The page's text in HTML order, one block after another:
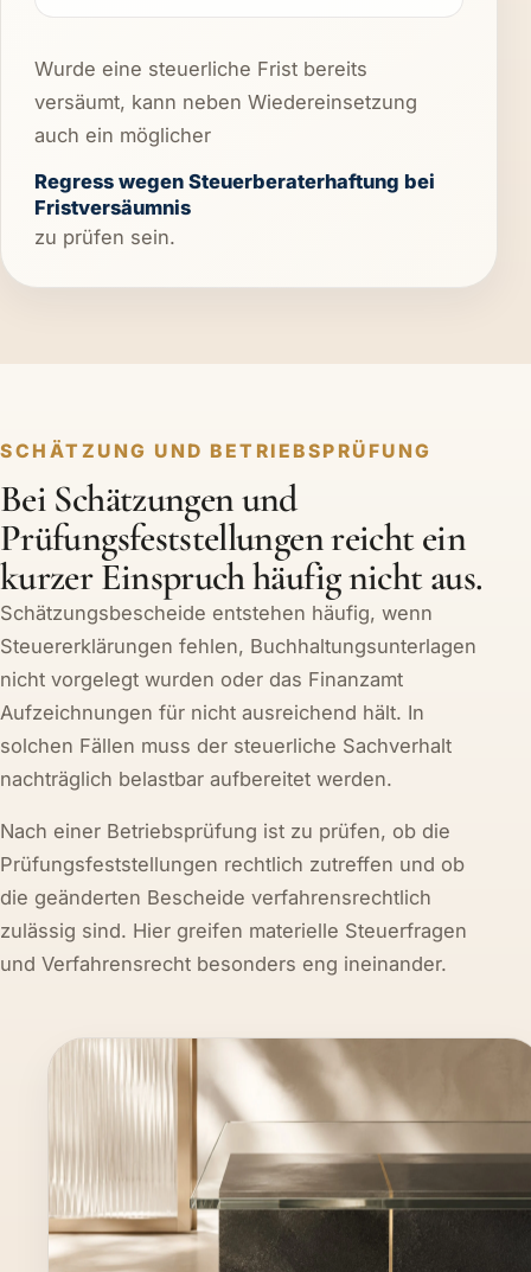
Wurde eine steuerliche Frist bereits
versäumt, kann neben Wiedereinsetzung
auch ein möglicher
Regress wegen Steuerberaterhaftung bei
Fristversäumnis
zu prüfen sein.
SCHÄTZUNG UND BETRIEBSPRÜFUNG
Bei Schätzungen und
Prüfungsfeststellungen reicht ein
kurzer Einspruch häufig nicht aus.
Schätzungsbescheide entstehen häufig, wenn
Steuererklärungen fehlen, Buchhaltungsunterlagen
nicht vorgelegt wurden oder das Finanzamt
Aufzeichnungen für nicht ausreichend hält. In
solchen Fällen muss der steuerliche Sachverhalt
nachträglich belastbar aufbereitet werden.
Nach einer Betriebsprüfung ist zu prüfen, ob die
Prüfungsfeststellungen rechtlich zutreffen und ob
die geänderten Bescheide verfahrensrechtlich
zulässig sind. Hier greifen materielle Steuerfragen
und Verfahrensrecht besonders eng ineinander.